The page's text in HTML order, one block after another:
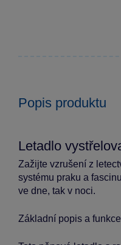
Popis produktu
Letadlo
Zažijte vzrušení z
systému praku a
ve dne, tak v noci.
Základní popis a funkce